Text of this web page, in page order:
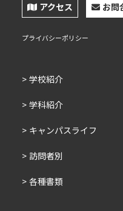
アクセス お問
プライバシーポリシー
学校紹介
学科紹介
キャンパスライフ
訪問者別
各種書類